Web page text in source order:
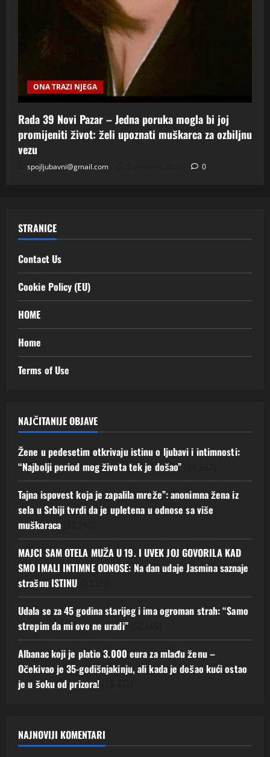
ONA TRAZI NJEGA
Rada 39 Novi Pazar – Jedna poruka mogla bi joj
promijeniti život: želi upoznati muškarca za ozbiljnu
vezu
spojljubavni@gmail.com 0
STRANICE
Contact Us
Cookie Policy (EU)
HOME
Home
Terms of Use
NAJČITANIJE OBJAVE
Žene u pedesetim otkrivaju istinu o ljubavi i intimnosti:
“Najbolji period mog života tek je došao”
Tajna ispovest koja je zapalila mreže”: anonimna žena iz
sela u Srbiji tvrdi da je upletena u odnose sa više
muškaraca
MAJCI SAM OTELA MUŽA U 19. I UVEK JOJ GOVORILA KAD
SMO IMALI INTIMNE ODNOSE: Na dan udaje Jasmina saznaje
strašnu ISTINU
Udala se za 45 godina starijeg i ima ogroman strah: “Samo
strepim da mi ovo ne uradi”
Albanac koji je platio 3.000 eura za mlađu ženu –
Očekivao je 35-godišnjakinju, ali kada je došao kući ostao
je u šoku od prizora!
NAJNOVIJI KOMENTARI